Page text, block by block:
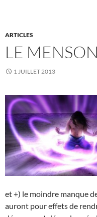
ARTICLES
LE
1 JUILLET 2013
et +) le moindre manque
auront pour effets de